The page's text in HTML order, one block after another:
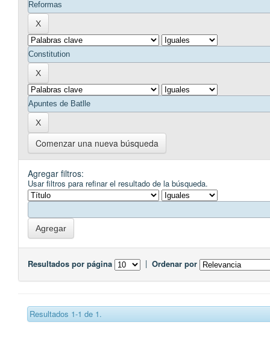
Comenzar una nueva búsqueda
Agregar filtros:
Usar filtros para refinar el resultado de la búsqueda.
Resultados por página | Ordenar por
Resultados 1-1 de 1.